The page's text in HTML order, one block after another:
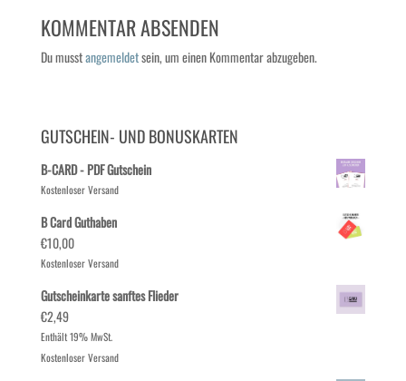
KOMMENTAR ABSENDEN
Du musstangemeldetsein, um einen Kommentar abzugeben.
GUTSCHEIN- UND BONUSKARTEN
B-CARD - PDF Gutschein
Kostenloser Versand
B Card Guthaben
€10,00
Kostenloser Versand
Gutscheinkarte sanftes Flieder
€2,49
Enthält 19% MwSt.
Kostenloser Versand